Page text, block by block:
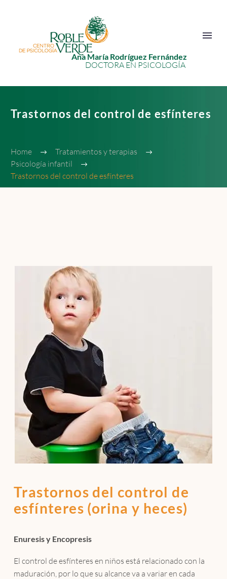
Ana María Rodríguez Fernández
DOCTORA EN PSICOLOGÍA
Localízanos
Solicita cita
Trastornos del control de esfínteres
Home
Tratamientos y terapias
Psicología infantil
Trastornos del control de esfínteres
Trastornos del control de
esfínteres (orina y heces)
Enuresis y Encopresis
El control de esfínteres en niños está relacionado con la
maduración, por lo que su alcance va a variar en cada